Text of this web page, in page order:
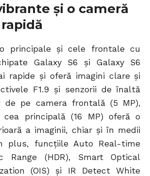
și o cameră
principale și cele frontale cu
Galaxy S6 și Galaxy S6
rapide și oferă imagini clare și
F1.9 și senzorii de înaltă
de pe camera frontală (5 MP),
principală (16 MP) oferă o
a imaginii, chiar și în medii
plus, funcțiile Auto Real-time
Range (HDR), Smart Optical
(OIS) și IR Detect White